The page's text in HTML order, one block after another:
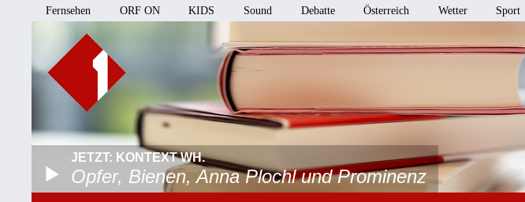
Fernsehen ORF ON KIDS Sound Debatte Österreich Wetter Sport
JETZT: KONTEXT WH.
Opfer, Bienen, Anna Plochl und Prominenz